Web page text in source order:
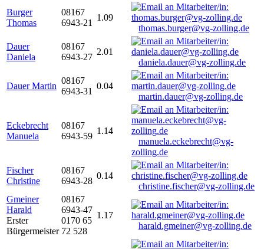
Burger
Thomas
08167
6943-21
1.09
thomas.burger@vg-zolling.de
Dauer
Daniela
08167
6943-27
2.01
daniela.dauer@vg-zolling.de
Dauer Martin
08167
6943-31
0.04
martin.dauer@vg-zolling.de
Eckebrecht
Manuela
08167
6943-59
1.14
manuela.eckebrecht@vg-
zolling.de
Fischer
Christine
08167
6943-28
0.14
christine.fischer@vg-zolling.de
Gmeiner
Harald
Erster
Bürgermeister
08167
6943-47
0170 65
72 528
1.17
harald.gmeiner@vg-zolling.de